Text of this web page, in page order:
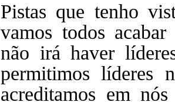
Pistas que tenho
vamos todos
não irá haver
permitimos líderes
acreditamos em